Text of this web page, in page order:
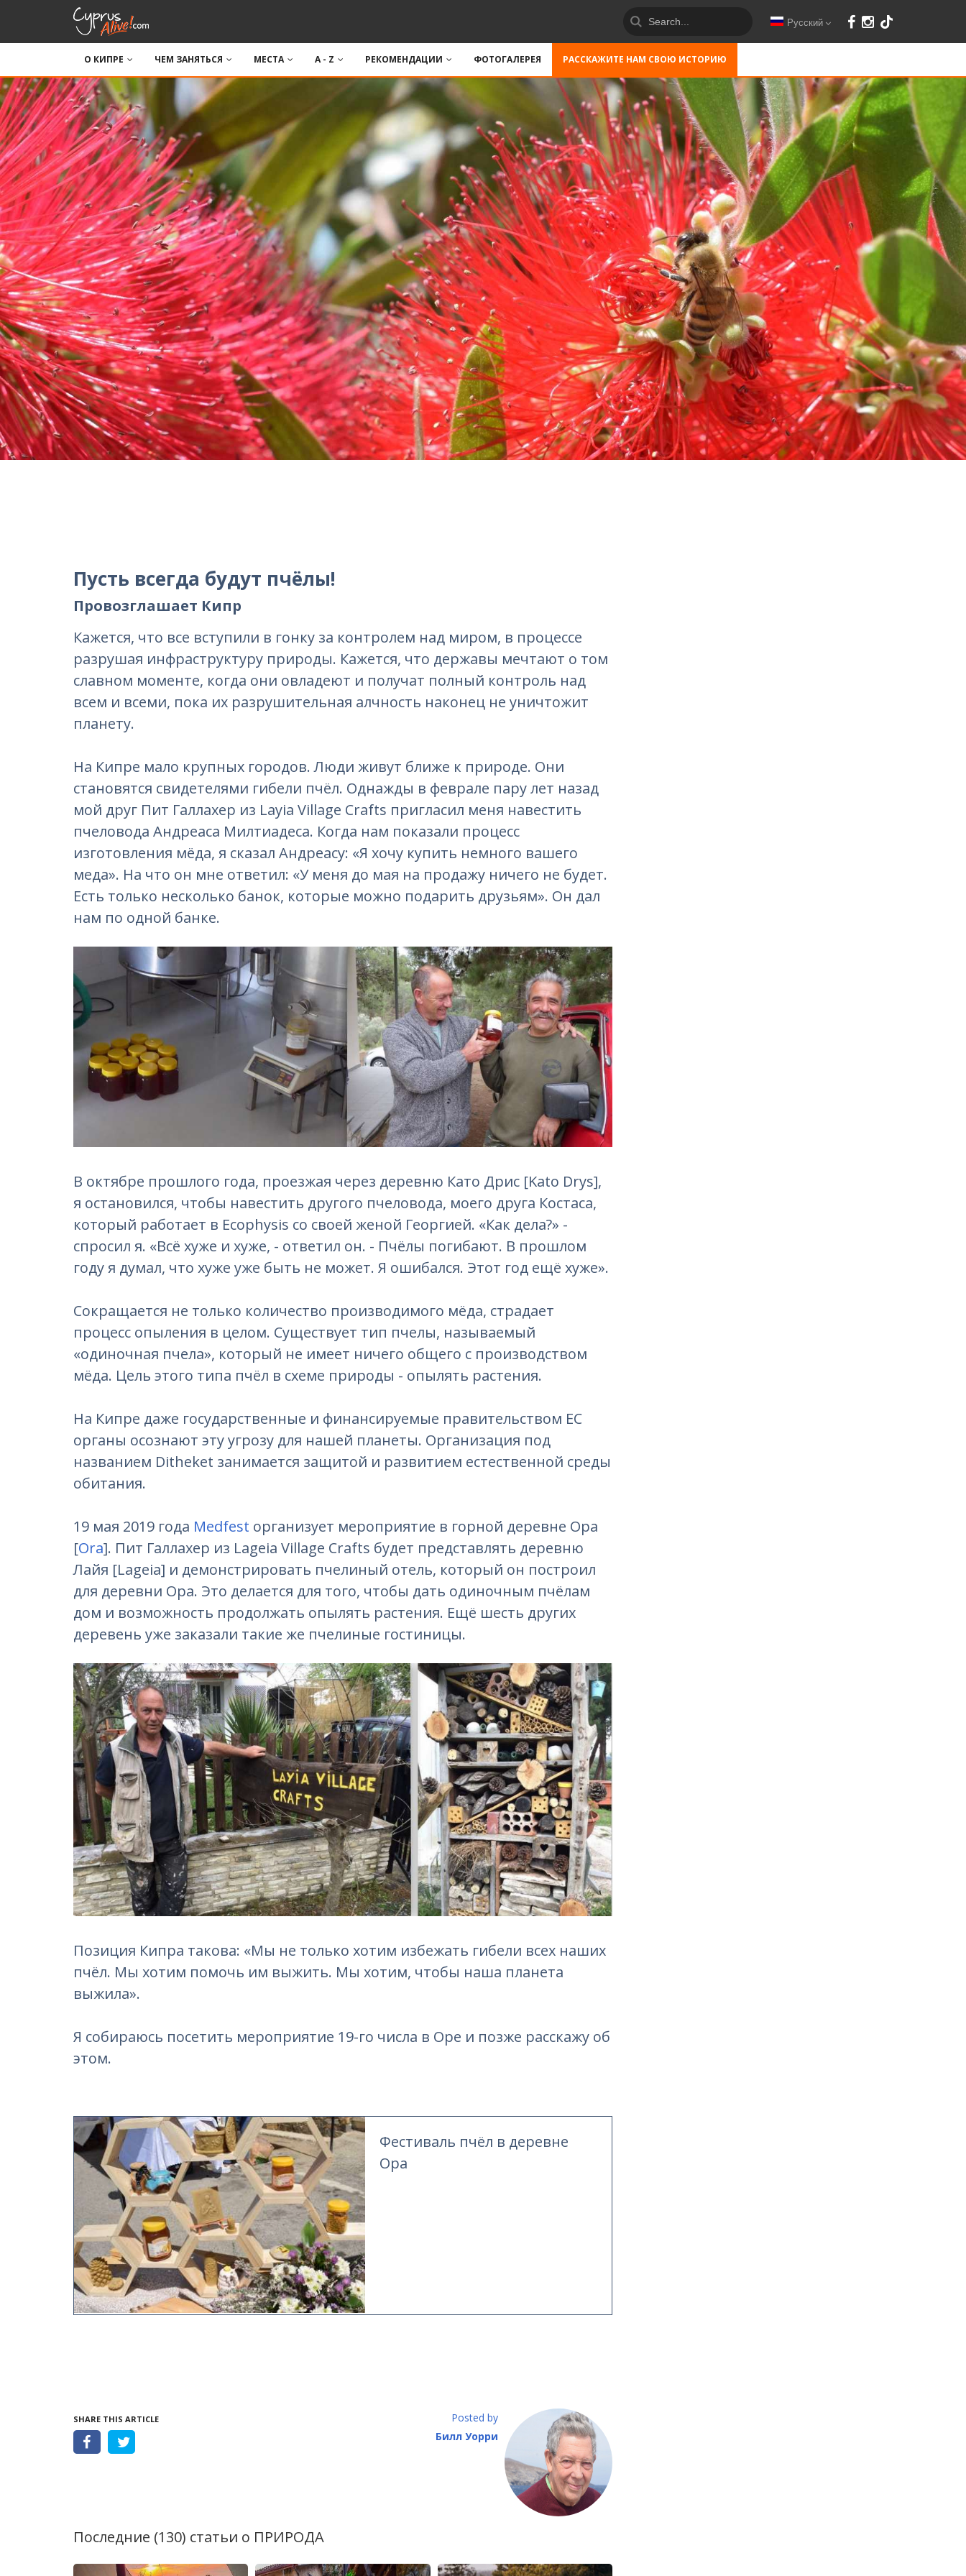
Русский
О КИПРЕ ЧЕМ ЗАНЯТЬСЯ МЕСТА A - Z РЕКОМЕНДАЦИИ ФОТОГАЛЕРЕЯ РАССКАЖИТЕ НАМ СВОЮ ИСТОРИЮ
Пусть всегда будут пчёлы!
Провозглашает Кипр
Кажется, что все вступили в гонку за контролем над миром, в процессе
разрушая инфраструктуру природы. Кажется, что державы мечтают о том
славном моменте, когда они овладеют и получат полный контроль над
всем и всеми, пока их разрушительная алчность наконец не уничтожит
планету.
На Кипре мало крупных городов. Люди живут ближе к природе. Они
становятся свидетелями гибели пчёл. Однажды в феврале пару лет назад
мой друг Пит Галлахер из Layia Village Crafts пригласил меня навестить
пчеловода Андреаса Милтиадеса. Когда нам показали процесс
изготовления мёда, я сказал Андреасу: «Я хочу купить немного вашего
меда». На что он мне ответил: «У меня до мая на продажу ничего не будет.
Есть только несколько банок, которые можно подарить друзьям». Он дал
нам по одной банке.
В октябре прошлого года, проезжая через деревню Като Дрис [Kato Drys],
я остановился, чтобы навестить другого пчеловода, моего друга Костаса,
который работает в Ecophysis со своей женой Георгией. «Как дела?» -
спросил я. «Всё хуже и хуже, - ответил он. - Пчёлы погибают. В прошлом
году я думал, что хуже уже быть не может. Я ошибался. Этот год ещё хуже».
Сокращается не только количество производимого мёда, страдает
процесс опыления в целом. Существует тип пчелы, называемый
«одиночная пчела», который не имеет ничего общего с производством
мёда. Цель этого типа пчёл в схеме природы - опылять растения.
На Кипре даже государственные и финансируемые правительством ЕС
органы осознают эту угрозу для нашей планеты. Организация под
названием Ditheket занимается защитой и развитием естественной среды
обитания.
19 мая 2019 года Medfest организует мероприятие в горной деревне Ора
[Ora]. Пит Галлахер из Lageia Village Crafts будет представлять деревню
Лайя [Lageia] и демонстрировать пчелиный отель, который он построил
для деревни Ора. Это делается для того, чтобы дать одиночным пчёлам
дом и возможность продолжать опылять растения. Ещё шесть других
деревень уже заказали такие же пчелиные гостиницы.
Позиция Кипра такова: «Мы не только хотим избежать гибели всех наших
пчёл. Мы хотим помочь им выжить. Мы хотим, чтобы наша планета
выжила».
Я собираюсь посетить мероприятие 19-го числа в Оре и позже расскажу об
этом.
Фестиваль пчёл в деревне
Ора
SHARE THIS ARTICLE
Posted by
Билл Уорри
Последние (130) статьи о ПРИРОДА